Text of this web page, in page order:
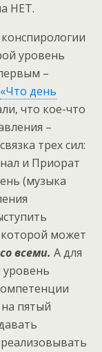
НЕТ.
уровень
–
«Что день
что кое-что
–
трех сил:
и Приорат
(музыка
может
всеми. А для
уровень
пятый